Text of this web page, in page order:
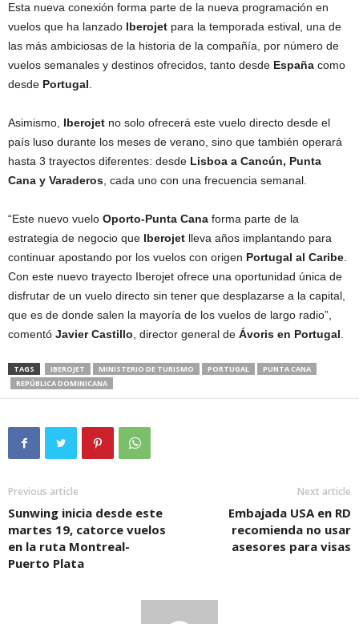
Esta nueva conexión forma parte de la nueva programación en
vuelos que ha lanzado Iberojet para la temporada estival, una de
las más ambiciosas de la historia de la compañía, por número de
vuelos semanales y destinos ofrecidos, tanto desde España como
desde Portugal.
Asimismo, Iberojet no solo ofrecerá este vuelo directo desde el
país luso durante los meses de verano, sino que también operará
hasta 3 trayectos diferentes: desde Lisboa a Cancún, Punta
Cana y Varaderos, cada uno con una frecuencia semanal.
“Este nuevo vuelo Oporto-Punta Cana forma parte de la
estrategia de negocio que Iberojet lleva años implantando para
continuar apostando por los vuelos con origen Portugal al Caribe.
Con este nuevo trayecto Iberojet ofrece una oportunidad única de
disfrutar de un vuelo directo sin tener que desplazarse a la capital,
que es de donde salen la mayoría de los vuelos de largo radio”,
comentó Javier Castillo, director general de Ávoris en Portugal.
TAGS IBEROJET MINISTERIO DE TURISMO PORTUGAL
PUNTA CANA
REPÚBLICA DOMINICANA
Previous article
Sunwing inicia desde este
martes 19, catorce vuelos
en la ruta Montreal-
Puerto Plata
Next article
Embajada USA en RD
recomienda no usar
asesores para visas